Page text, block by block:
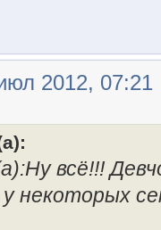
2012, 07:21
всё!!!
некоторых